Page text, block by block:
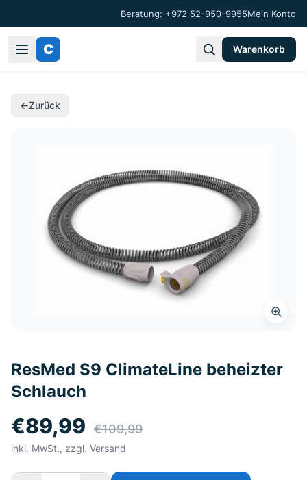
Beratung: +972 52-950-9955Mein Konto
C Warenkorb
←Zurück
ResMed S9 ClimateLine beheizter
Schlauch
€89,99 €109,99
inkl. MwSt., zzgl. Versand